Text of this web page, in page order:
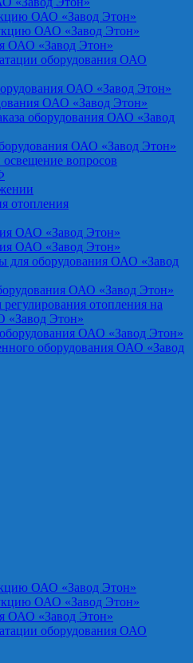
ОАО «Завод Этон»
ОАО «Завод Этон»
ОАО «Завод Этон»
оборудования ОАО
ОАО «Завод Этон»
ОАО «Завод Этон»
оборудования ОАО «Завод
ОАО «Завод Этон»
освещение вопросов
отопления
ОАО «Завод Этон»
ОАО «Завод Этон»
для оборудования ОАО «Завод
ОАО «Завод Этон»
отопления на
«Завод Этон»
ОАО «Завод Этон»
оборудования ОАО «Завод
ОАО «Завод Этон»
ОАО «Завод Этон»
ОАО «Завод Этон»
оборудования ОАО